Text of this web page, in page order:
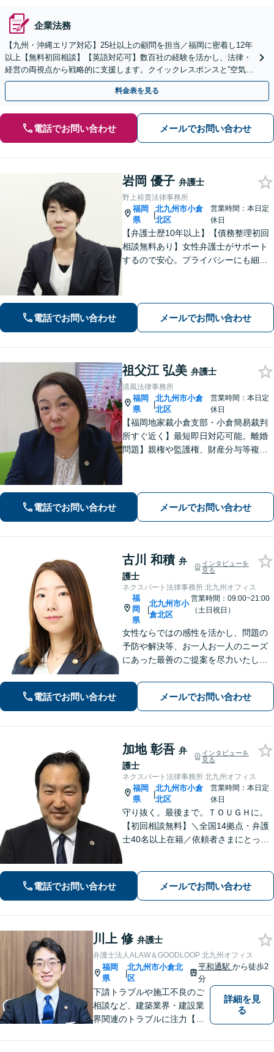
企業法務
【九州・沖縄エリア対応】25社以上の顧問を担当／福岡に密着し12年
以上【無料初回相談】【英語対応可】数百社の経験を活かし、法律・
経営の両視点から戦略的に支援します。クイックレスポンスと”空気を
読む”法務に注力。コンプライアンス講師の実績多数
料金表を見る
電話でお問い合わせ メールでお問い合わせ
岩岡 優子 弁護士
野上裕貴法律事務所
福岡
県
|
北九州市小倉
北区
営業時間：本日定
休日
【弁護士歴10年以上】【債務整理初回
相談無料あり】女性弁護士がサポート
するので安心。プライバシーにも細心
い。【完全個室で相談】【駐車場あ
り】
電話でお問い合わせ メールでお問い合わせ
祖父江 弘美 弁護士
清風法律事務所
福岡
県
|
北九州市小倉
北区
営業時間：本日定
休日
【福岡地家裁小倉支部・小倉簡易裁判
所すぐ近く】最短即日対応可能。離婚
問題】親権や監護権、財産分与等複雑
力と交渉力を強みに円満な相続へ。
電話でお問い合わせ メールでお問い合わせ
古川 和積 弁
護士
インタビューを
見る
ネクスパート法律事務所 北九州オフィス
福
岡
県
|
北九州市小
倉北区
営業時間：09:00~21:00
（土日祝日）
女性ならではの感性を活かし、問題の
予防や解決等、お一人お一人のニーズ
にあった最善のご提案を尽力いたしま
心誠意サポートいたしますので、法的
なお困りごとは是非ご相談ください。
【お子様連れ相談可】
電話でお問い合わせ メールでお問い合わせ
加地 彰吾 弁
護士
インタビューを
見る
ネクスパート法律事務所 北九州オフィス
福岡
県
|
北九州市小倉
北区
営業時間：本日定
休日
守り抜く。最後まで。ＴＯＵＧＨに。
【初回相談無料】＼全国14拠点・弁護
士40名以上在籍／依頼者さまにとって
題/相続/交通事故/刑事事件など、ご相
談ください【夜間・休日対応】
電話でお問い合わせ メールでお問い合わせ
川上 修 弁護士
弁護士法人ALAW＆GOODLOOP 北九州オフィス
福岡
県
|
北九州市小倉北
区
平和通駅から徒歩2
分
下請トラブルや施工不良のご
相談など、建築業界・建設業
界関連のトラブルに注力【企
詳細を見
る